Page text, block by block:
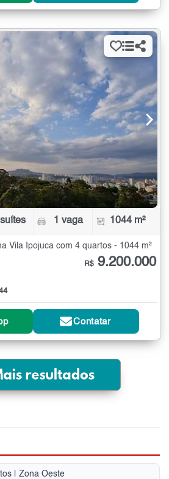
1 vaga 1044 m²
Vila Ipojuca com 4 quartos - 1044 m²
R$ 9.200.000
Contatar
| Zona Oeste